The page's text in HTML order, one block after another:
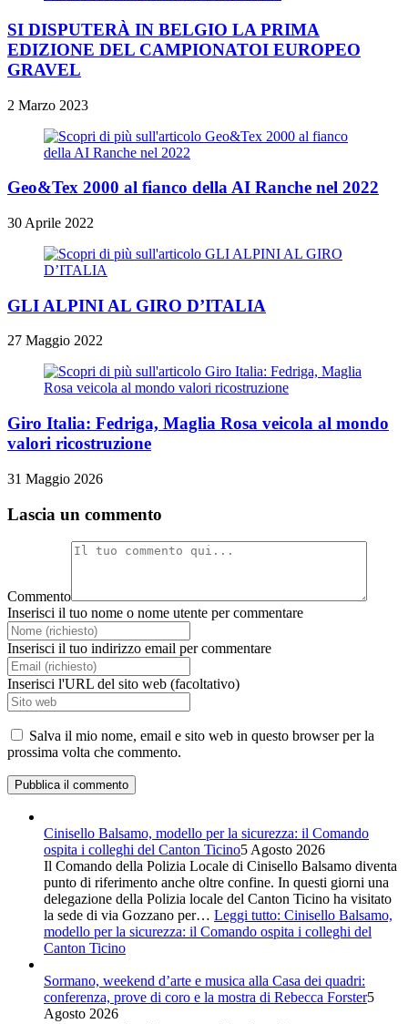
SI DISPUTERÀ IN BELGIO LA PRIMA
EDIZIONE DEL CAMPIONATOI EUROPEO
GRAVEL
2 Marzo 2023
Geo&Tex 2000 al fianco della AI Ranche nel 2022
30 Aprile 2022
GLI ALPINI AL GIRO D’ITALIA
27 Maggio 2022
Giro Italia: Fedriga, Maglia Rosa veicola al mondo
valori ricostruzione
31 Maggio 2026
Lascia un commento
Commento
Inserisci il tuo nome o nome utente per commentare
Inserisci il tuo indirizzo email per commentare
Inserisci l'URL del sito web (facoltativo)
Salva il mio nome, email e sito web in questo browser per la
prossima volta che commento.
Cinisello Balsamo, modello per la sicurezza: il Comando
ospita i colleghi del Canton Ticino5 Agosto 2026
Il Comando della Polizia Locale di Cinisello Balsamo diventa
punto di riferimento anche oltre confine. In questi giorni una
delegazione della Polizia locale del Canton Ticino ha visitato
la sede di via Gozzano per… Leggi tutto: Cinisello Balsamo,
modello per la sicurezza: il Comando ospita i colleghi del
Canton Ticino
Sormano, weekend d’arte e musica alla Casa dei quadri:
conferenza, prove di coro e la mostra di Rebecca Forster5
Agosto 2026